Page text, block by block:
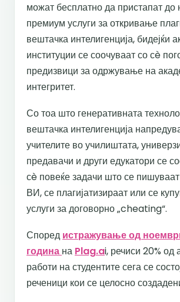
можат бесплатно да пристапат до
премиум услуги за откривање
вештачка интелигенција, бидејќи
институции се соочуваат со сè
предизвици за одржување на
интегритет.
Со тоа што генеративната
вештачка интелигенција
учителите во училиштата,
предавачи и други едукатори се
сè повеќе задачи што се
ВИ, се плагијатизираат или се
услуги за договорно „cheating“.
Според истражување од
година на Plag.ai, речиси 20% од
работи на студентите сега се
реченици кои се целосно